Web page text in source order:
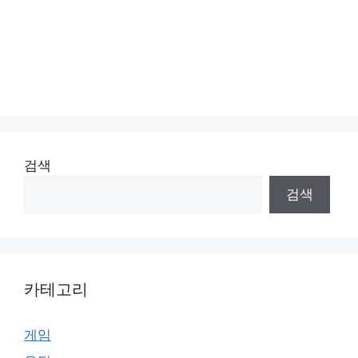
검색
검색
카테고리
게임